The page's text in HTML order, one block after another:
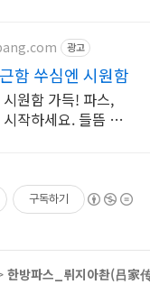
광고
함 쑤심엔 시원함
원함 가득! 파스,
작하세요. 들뜸 없
구독하기
한방파스_뤼지아촨(吕家